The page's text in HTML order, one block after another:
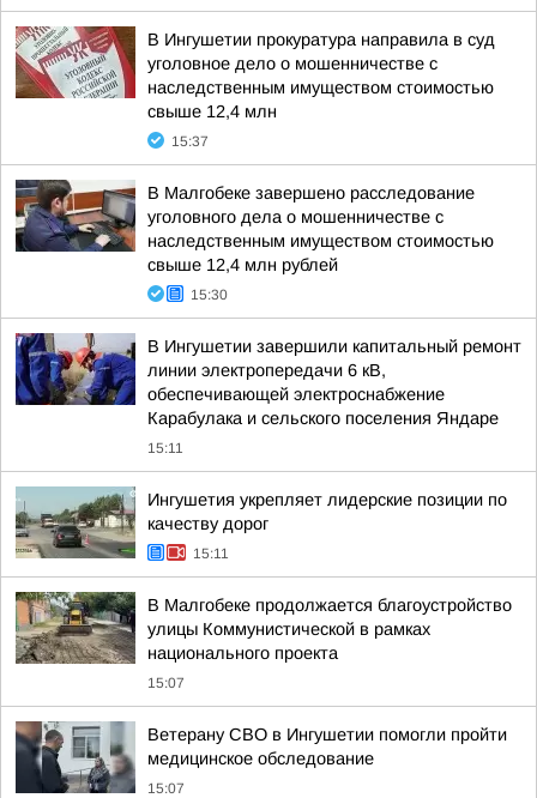
В Ингушетии прокуратура направила в суд
уголовное дело о мошенничестве с
наследственным имуществом стоимостью
свыше 12,4 млн
15:37
В Малгобеке завершено расследование
уголовного дела о мошенничестве с
наследственным имуществом стоимостью
свыше 12,4 млн рублей
15:30
В Ингушетии завершили капитальный ремонт
линии электропередачи 6 кВ,
обеспечивающей электроснабжение
Карабулака и сельского поселения Яндаре
15:11
Ингушетия укрепляет лидерские позиции по
качеству дорог
15:11
В Малгобеке продолжается благоустройство
улицы Коммунистической в рамках
национального проекта
15:07
Ветерану СВО в Ингушетии помогли пройти
медицинское обследование
15:07